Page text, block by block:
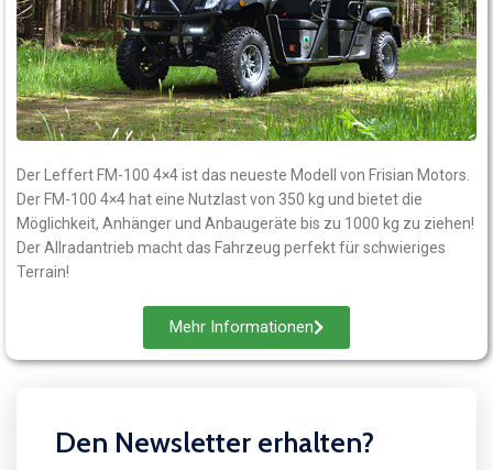
Der Leffert FM-100 4×4 ist das neueste Modell von Frisian Motors.
Der FM-100 4×4 hat eine Nutzlast von 350 kg und bietet die
Möglichkeit, Anhänger und Anbaugeräte bis zu 1000 kg zu ziehen!
Der Allradantrieb macht das Fahrzeug perfekt für schwieriges
Terrain!
Mehr Informationen
Den Newsletter erhalten?